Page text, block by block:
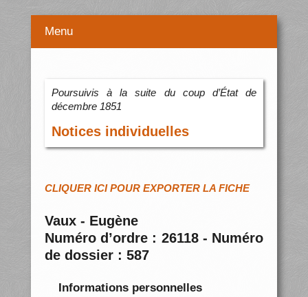
Menu
Poursuivis à la suite du coup d’État de
décembre 1851
Notices individuelles
CLIQUER ICI POUR EXPORTER LA FICHE
Vaux - Eugène
Numéro d’ordre : 26118 - Numéro
de dossier : 587
Informations personnelles